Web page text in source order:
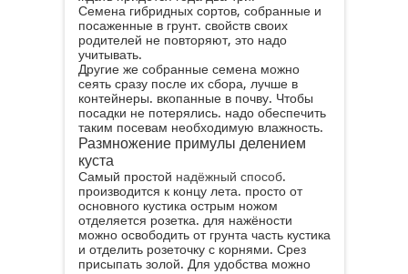
Семена гибридных сортов, собранные и
посаженные в грунт. свойств своих
родителей не повторяют, это надо
учитывать.
Другие же собранные семена можно
сеять сразу после их сбора, лучше в
контейнеры. вкопанные в почву. Чтобы
посадки не потерялись. надо обеспечить
таким посевам необходимую влажность.
Размножение примулы делением
куста
Самый простой надёжный способ.
производится к концу лета. просто от
основного кустика острым ножом
отделяется розетка. для нажёности
можно освободить от грунта часть кустика
и отделить розеточку с корнями. Срез
присыпать золой. Для удобства можно